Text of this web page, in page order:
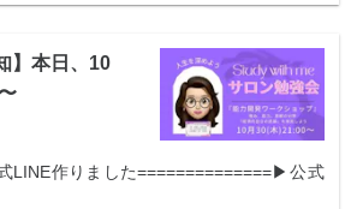
】本日、10
LINE作りました==============▶︎公式